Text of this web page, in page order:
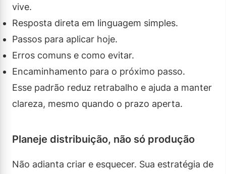
vive.
Resposta direta em linguagem simples.
Passos para aplicar hoje.
Erros comuns e como evitar.
Encaminhamento para o próximo passo.
Esse padrão reduz retrabalho e ajuda a manter
clareza, mesmo quando o prazo aperta.
Planeje distribuição, não só produção
Não adianta criar e esquecer. Sua estratégia de